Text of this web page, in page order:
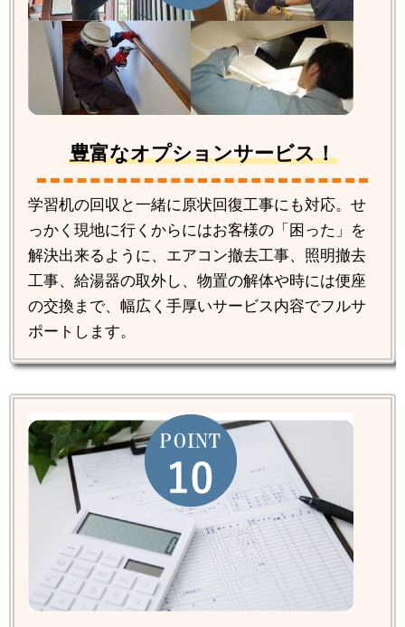
豊富なオプションサービス！
学習机の回収と一緒に原状回復工事にも対応。せ
っかく現地に行くからにはお客様の「困った」を
解決出来るように、エアコン撤去工事、照明撤去
工事、給湯器の取外し、物置の解体や時には便座
の交換まで、幅広く手厚いサービス内容でフルサ
ポートします。